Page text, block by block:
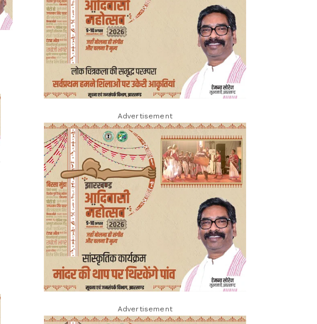
Advertisement
Advertisement